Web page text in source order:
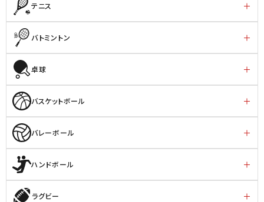
テニス
バトミントン
卓球
バスケットボール
バレーボール
ハンドボール
ラグビー